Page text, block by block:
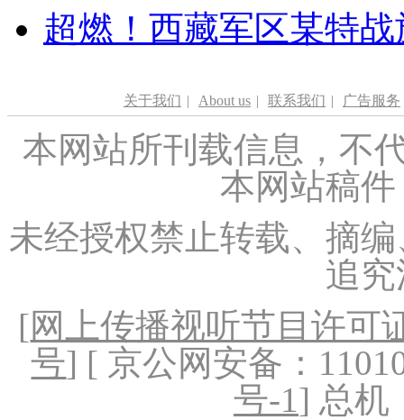
超燃！西藏军区某特
关于我们 | About us | 联系我们 | 广告服务
本网站所刊载信息，不
本网站稿
未经授权禁止转载、摘
追
[网上传播视听节目许可
号] [ 京公网安备：
号-1] 总机